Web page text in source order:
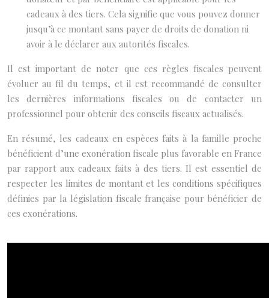
cadeaux à des tiers. Cela signifie que vous pouvez donner
jusqu’à ce montant sans payer de droits de donation ni
avoir à le déclarer aux autorités fiscales.
Il est important de noter que ces règles fiscales peuvent
évoluer au fil du temps, et il est recommandé de consulter
les dernières informations fiscales ou de contacter un
professionnel pour obtenir des conseils fiscaux actualisés.
En résumé, les cadeaux en espèces faits à la famille proche
bénéficient d’une exonération fiscale plus favorable en France
par rapport aux cadeaux faits à des tiers. Il est essentiel de
respecter les limites de montant et les conditions spécifiques
définies par la législation fiscale française pour bénéficier de
ces exonérations.